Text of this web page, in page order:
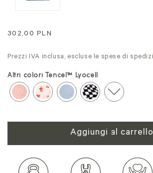
Prezzo
302,00 PLN
Prezzi IVA inclusa, escluse le spese di
Altri colori Tencel™ Lyocell
Aggiungi al carrello